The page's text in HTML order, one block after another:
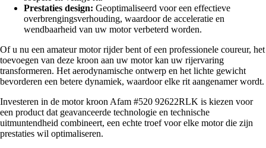
Prestaties design: Geoptimaliseerd voor een effectieve
overbrengingsverhouding, waardoor de acceleratie en
wendbaarheid van uw motor verbeterd worden.
Of u nu een amateur motor rijder bent of een professionele coureur, het
toevoegen van deze kroon aan uw motor kan uw rijervaring
transformeren. Het aerodynamische ontwerp en het lichte gewicht
bevorderen een betere dynamiek, waardoor elke rit aangenamer wordt.
Investeren in de motor kroon Afam #520 92622RLK is kiezen voor
een product dat geavanceerde technologie en technische
uitmuntendheid combineert, een echte troef voor elke motor die zijn
prestaties wil optimaliseren.